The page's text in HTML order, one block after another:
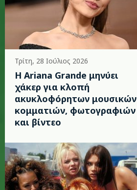
Τρίτη, 28 Ιούλιος 2026
Η Ariana Grande μηνύει
χάκερ για κλοπή
ακυκλοφόρητων μουσικών
κομματιών, φωτογραφιών
και βίντεο